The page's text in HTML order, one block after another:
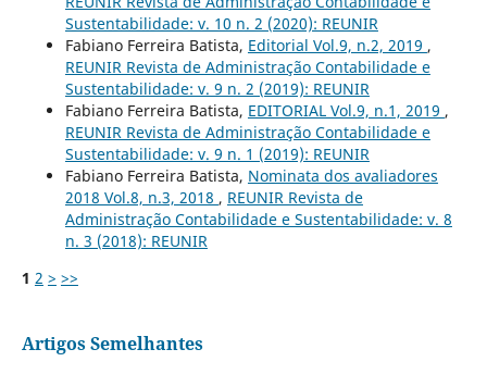
Sustentabilidade: v. 10 n. 2 (2020): REUNIR
Fabiano Ferreira Batista, Editorial Vol.9, n.2, 2019 ,
REUNIR Revista de Administração Contabilidade e
Sustentabilidade: v. 9 n. 2 (2019): REUNIR
Fabiano Ferreira Batista, EDITORIAL Vol.9, n.1, 2019 ,
REUNIR Revista de Administração Contabilidade e
Sustentabilidade: v. 9 n. 1 (2019): REUNIR
Fabiano Ferreira Batista, Nominata dos avaliadores
2018 Vol.8, n.3, 2018 , REUNIR Revista de
Administração Contabilidade e Sustentabilidade: v. 8
n. 3 (2018): REUNIR
1 2 > >>
Artigos Semelhantes